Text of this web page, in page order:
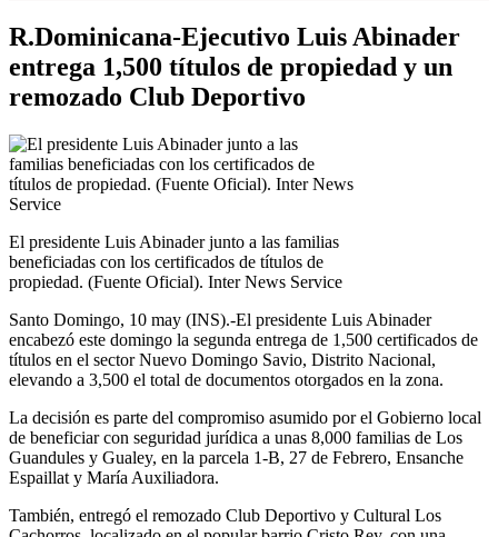
R.Dominicana-Ejecutivo Luis Abinader
entrega 1,500 títulos de propiedad y un
remozado Club Deportivo
El presidente Luis Abinader junto a las familias
beneficiadas con los certificados de títulos de
propiedad. (Fuente Oficial). Inter News Service
Santo Domingo, 10 may (INS).-El presidente Luis Abinader
encabezó este domingo la segunda entrega de 1,500 certificados de
títulos en el sector Nuevo Domingo Savio, Distrito Nacional,
elevando a 3,500 el total de documentos otorgados en la zona.
La decisión es parte del compromiso asumido por el Gobierno local
de beneficiar con seguridad jurídica a unas 8,000 familias de Los
Guandules y Gualey, en la parcela 1-B, 27 de Febrero, Ensanche
Espaillat y María Auxiliadora.
También, entregó el remozado Club Deportivo y Cultural Los